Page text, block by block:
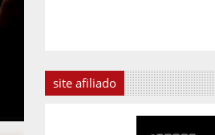
site afiliado